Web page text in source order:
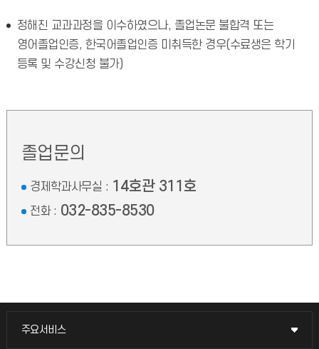
정해진 교과과정을 이수하였으나, 졸업논문 불합격 또는
영어졸업인증, 한국어졸업인증 미취득한 경우(수료생은 학기
등록 및 수강신청 불가)
졸업문의
경제학과사무실 : 14호관 311호
전화 : 032-835-8530
주요서비스
주요서비스